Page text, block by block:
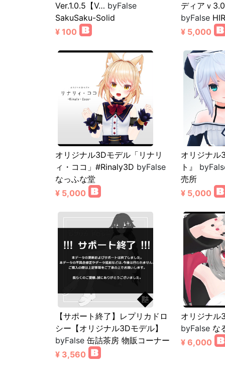
Ver.1.0.5【V… byFalse
SakuSaku-Solid
¥ 100
ディアｖ
byFalse
¥ 5,000
オリジナル3Dモデル「リナリ
ィ・ココ」#Rinaly3D byFalse
なっふな堂
¥ 5,000
オリジナル
ト』
売所
¥ 5,000
【サポート終了】レプリカドロ
シー【オリジナル3Dモデル】
byFalse 缶詰茶房 物販コーナー
¥ 3,560
オリジナル
byFalse な
¥ 6,000